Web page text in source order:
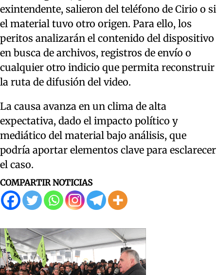
exintendente, salieron del teléfono de Cirio o si
el material tuvo otro origen. Para ello, los
peritos analizarán el contenido del dispositivo
en busca de archivos, registros de envío o
cualquier otro indicio que permita reconstruir
la ruta de difusión del video.
La causa avanza en un clima de alta
expectativa, dado el impacto político y
mediático del material bajo análisis, que
podría aportar elementos clave para esclarecer
el caso.
COMPARTIR NOTICIAS